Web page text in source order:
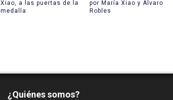
Xiao, a las puertas de la
medalla
por María Xiao y Álvaro
Robles
¿Quiénes somos?